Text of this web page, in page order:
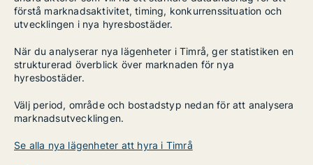
förstå marknadsaktivitet, timing, konkurrenssituation och
utvecklingen i nya hyresbostäder.
När du analyserar nya lägenheter i Timrå, ger statistiken en
strukturerad överblick över marknaden för nya
hyresbostäder.
Välj period, område och bostadstyp nedan för att analysera
marknadsutvecklingen.
Se alla nya lägenheter att hyra i Timrå